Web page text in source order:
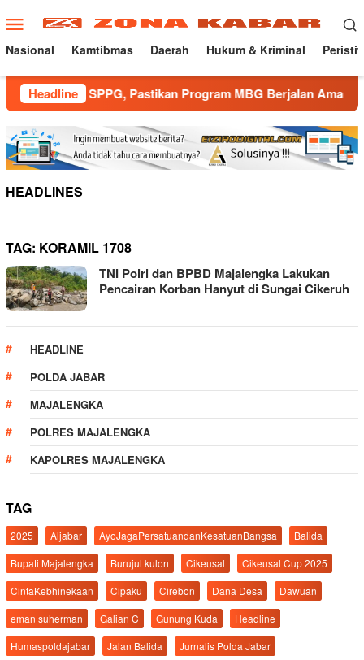
ke
konten
Menu
Mobile
Nasional Kamtibmas Daerah Hukum & Kriminal
Headline
SPPG, Pastikan Program MBG Berjalan Aman dan Lancar
HEADLINES
TAG: KORAMIL 1708
TNI Polri dan BPBD Majalengka Lakukan
Pencairan Korban Hanyut di Sungai Cikeruh
HEADLINE
POLDA JABAR
MAJALENGKA
POLRES MAJALENGKA
KAPOLRES MAJALENGKA
TAG
2025 Aljabar AyoJagaPersatuandanKesatuanBangsa
Balida
Bupati Majalengka
Burujul kulon Cikeusal
Cikeusal Cup 2025
CintaKebhinekaan
Cipaku Cirebon Dana Desa
Dawuan
eman suherman
Galian C Gunung Kuda
Headline
Humaspoldajabar
Jalan Balida
Jurnalis Polda Jabar